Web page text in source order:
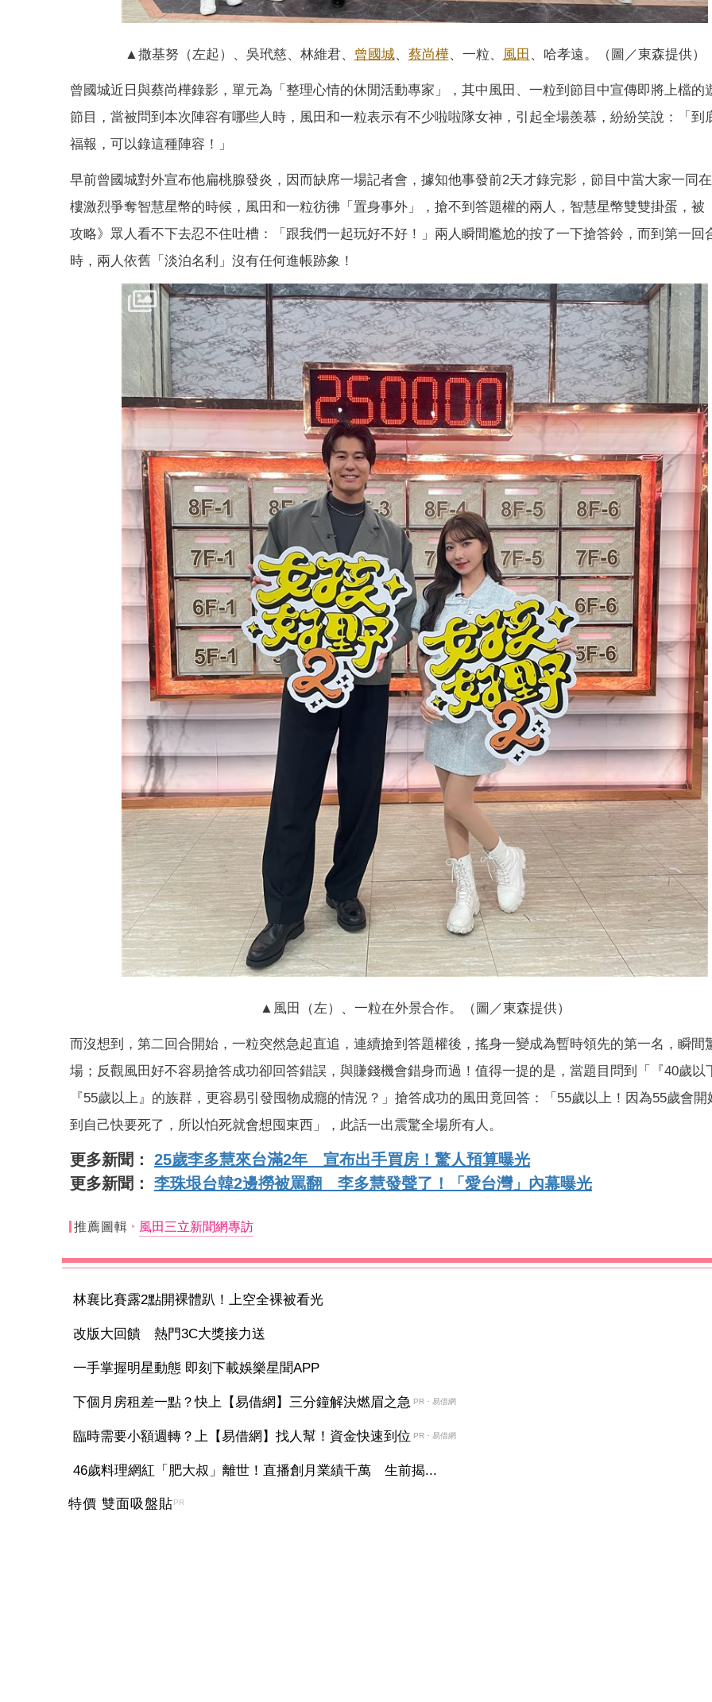
▲撒基努（左起）、吳玳慈、林維君、 曾國城、 蔡尚樺、一粒、 風田 、哈孝遠。（圖／東森提供）
曾國城近日與蔡尚樺錄影，單元為「整理心情的休閒活動專家」，其中風田、一粒到節目中宣傳即將上檔的
節目，當被問到本次陣容有哪些人時，風田和一粒表示有不少啦啦隊女神，引起全場羨慕，紛紛笑說：「到
福報，可以錄這種陣容！」
早前曾國城對外宣布他扁桃腺發炎，因而缺席一場記者會，據知他事發前2天才錄完影，節目中當大家一同
樓激烈爭奪智慧星幣的時候，風田和一粒彷彿「置身事外」，搶不到答題權的兩人，智慧星幣雙雙掛蛋，被
攻略》眾人看不下去忍不住吐槽：「跟我們一起玩好不好！」兩人瞬間尷尬的按了一下搶答鈴，而到第一回
時，兩人依舊「淡泊名利」沒有任何進帳跡象！
▲風田（左）、一粒在外景合作。（圖／東森提供）
而沒想到，第二回合開始，一粒突然急起直追，連續搶到答題權後，搖身一變成為暫時領先的第一名，瞬間
場；反觀風田好不容易搶答成功卻回答錯誤，與賺錢機會錯身而過！值得一提的是，當題目問到「『40歲以
『55歲以上』的族群，更容易引發囤物成癮的情況？」搶答成功的風田竟回答：「55歲以上！因為55歲會開
到自己快要死了，所以怕死就會想囤東西」，此話一出震驚全場所有人。
更多新聞： 25歲李多慧來台滿2年 宣布出手買房！驚人預算曝光
更多新聞： 李珠垠台韓2邊撈被罵翻 李多慧發聲了！「愛台灣」內幕曝光
推薦圖輯 風田三立新聞網專訪
林襄比賽露2點開裸體趴！上空全裸被看光
改版大回饋 熱門3C大獎接力送
一手掌握明星動態 即刻下載娛樂星聞APP
下個月房租差一點？快上【易借網】三分鐘解決燃眉之急 PR・易借網
臨時需要小額週轉？上【易借網】找人幫！資金快速到位 PR・易借網
46歲料理網紅「肥大叔」離世！直播創月業績千萬 生前揭...
特價 雙面吸盤貼PR